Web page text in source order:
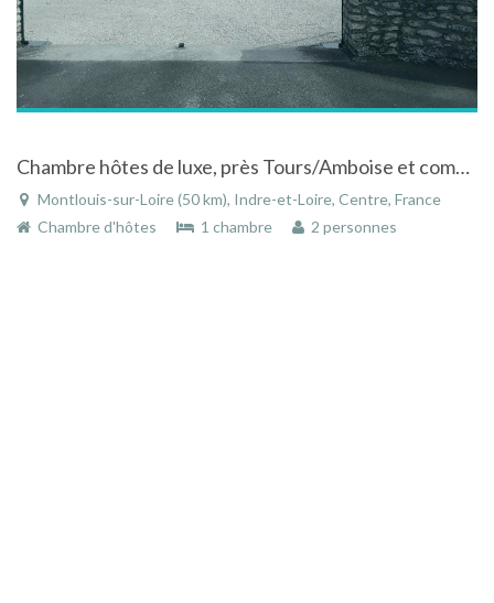
Chambre hôtes de luxe, près Tours/Amboise et commerces, avec parking & terrasse
Montlouis-sur-Loire (50 km), Indre-et-Loire, Centre, France
Chambre d'hôtes
1 chambre 2 personnes